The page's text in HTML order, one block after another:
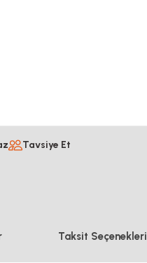
Tavsiye Et
Taksit Seçenekleri